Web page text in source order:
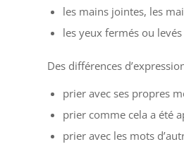
les mains jointes, les
les yeux fermés ou
Des différences
prier avec ses propres
prier comme cela a été
prier avec les mots